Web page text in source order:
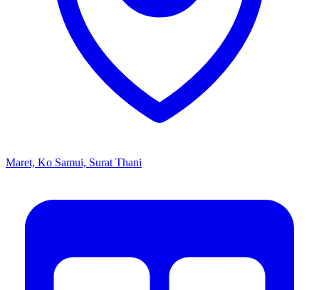
Maret, Ko Samui, Surat Thani